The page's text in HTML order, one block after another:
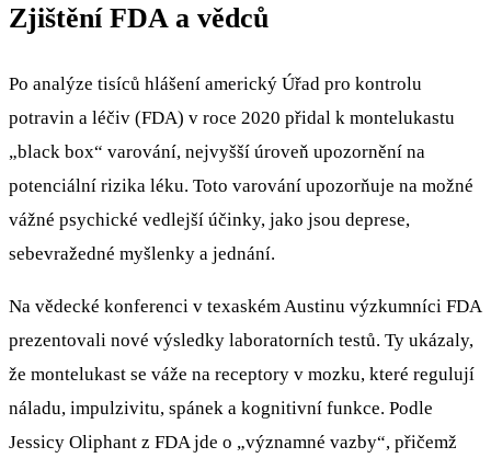
Zjištění FDA a vědců
Po analýze tisíců hlášení americký Úřad pro kontrolu
potravin a léčiv (FDA) v roce 2020 přidal k montelukastu
„black box“ varování, nejvyšší úroveň upozornění na
potenciální rizika léku. Toto varování upozorňuje na možné
vážné psychické vedlejší účinky, jako jsou deprese,
sebevražedné myšlenky a jednání.
Na vědecké konferenci v texaském Austinu výzkumníci FDA
prezentovali nové výsledky laboratorních testů. Ty ukázaly,
že montelukast se váže na receptory v mozku, které regulují
náladu, impulzivitu, spánek a kognitivní funkce. Podle
Jessicy Oliphant z FDA jde o „významné vazby“, přičemž